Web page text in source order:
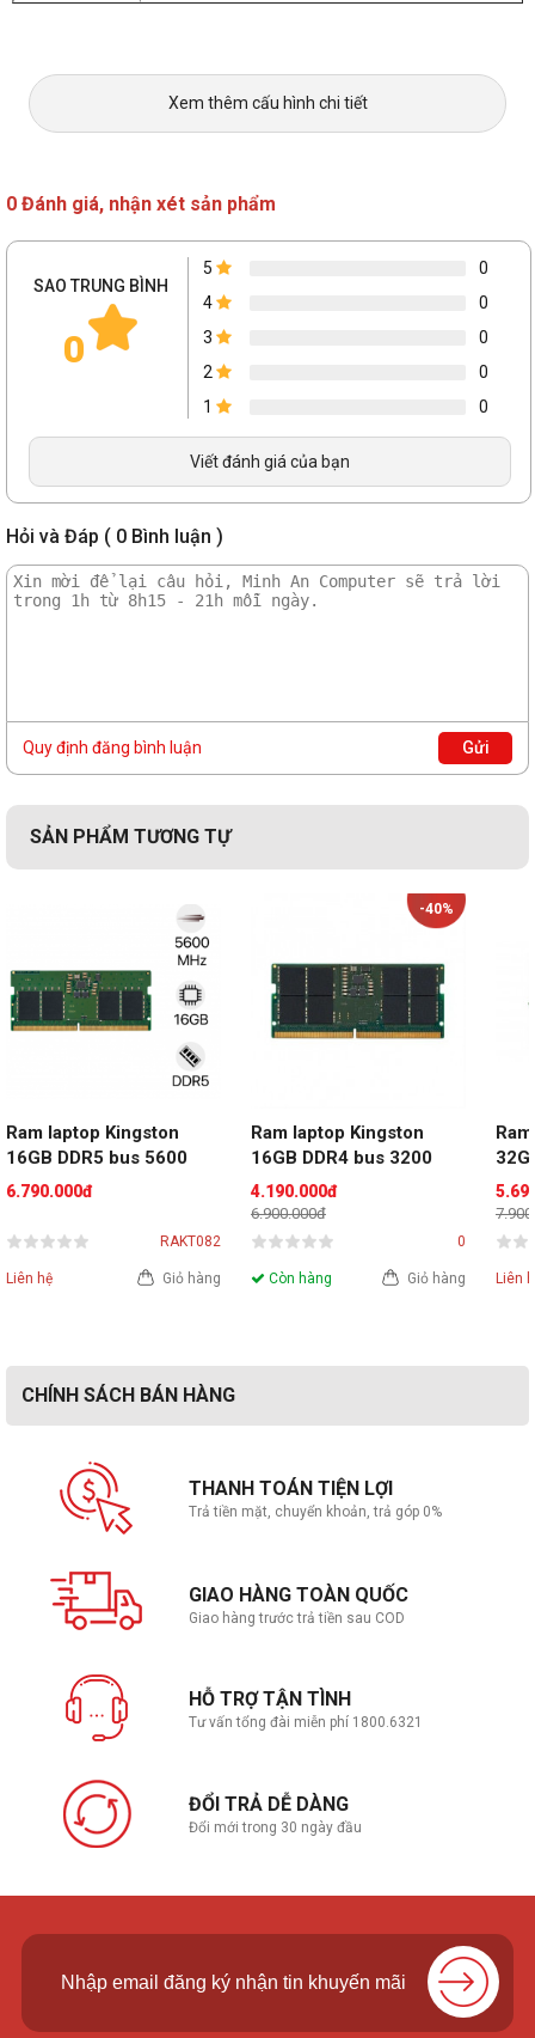
Xem thêm cấu hình chi tiết
0 Đánh giá, nhận xét sản phẩm
SAO TRUNG BÌNH
0
5
0
4
0
3
0
2
0
1
0
Viết đánh giá của bạn
Hỏi và Đáp ( 0 Bình luận )
Quy định đăng bình luận Gửi
SẢN PHẨM TƯƠNG TỰ
Ram laptop Kingston
16GB DDR5 bus 5600
(KVR56S46BS8-16WP)
6.790.000đ
RAKT082
Liên hệ Giỏ hàng
-40%
Ram laptop Kingston
16GB DDR4 bus 3200
4.190.000đ
6.900.000đ
0
Còn hàng Giỏ hàng Liên
CHÍNH SÁCH BÁN HÀNG
THANH TOÁN TIỆN LỢI
Trả tiền mặt, chuyển khoản, trả góp 0%
GIAO HÀNG TOÀN QUỐC
Giao hàng trước trả tiền sau COD
HỖ TRỢ TẬN TÌNH
Tư vấn tổng đài miễn phí 1800.6321
ĐỔI TRẢ DỄ DÀNG
Đổi mới trong 30 ngày đầu